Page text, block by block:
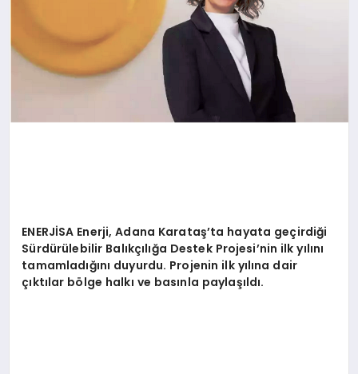
ENERJİSA Enerji, Adana Karataş’ta hayata geçirdiği
Sürdürülebilir Balıkçılığa Destek Projesi’nin ilk yılını
tamamladığını duyurdu. Projenin ilk yılına dair
çıktılar bölge halkı ve basınla paylaşıldı.